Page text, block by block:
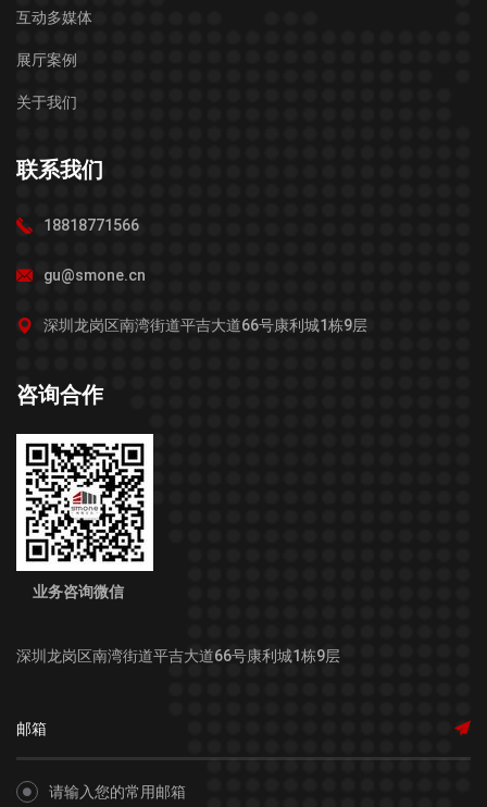
互动多媒体
展厅案例
关于我们
联系我们
18818771566
gu@smone.cn
深圳龙岗区南湾街道平吉大道66号康利城1栋9层
咨询合作
业务咨询微信
深圳龙岗区南湾街道平吉大道66号康利城1栋9层
请输入您的常用邮箱